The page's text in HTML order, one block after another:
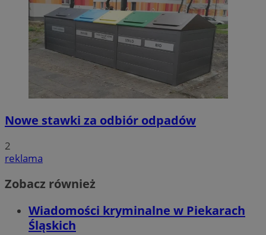
Nowe stawki za odbiór odpadów
2
reklama
Zobacz również
Wiadomości kryminalne w Piekarach
Śląskich